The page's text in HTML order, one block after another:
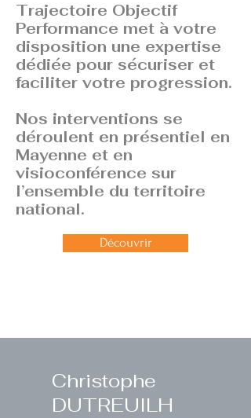
Trajectoire Objectif
Performance met à votre
disposition une expertise
dédiée pour sécuriser et
faciliter votre progression.
Nos interventions se
déroulent en présentiel en
Mayenne et en
visioconférence sur
l’ensemble du territoire
national.
Découvrir
Christophe
DUTREUILH